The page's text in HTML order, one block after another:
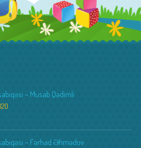
– Musab Qədimli
– Fərhad Əhmədov